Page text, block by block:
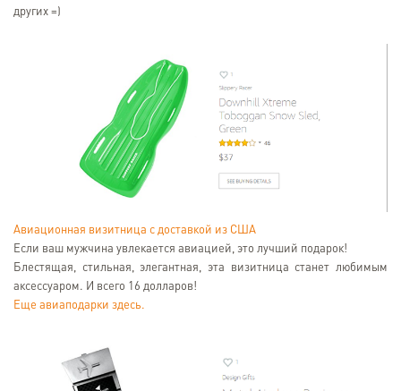
других =)
Авиационная визитница с доставкой из США
Если ваш мужчина увлекается авиацией, это лучший подарок!
Блестящая, стильная, элегантная, эта визитница станет любимым
аксессуаром. И всего 16 долларов!
Еще авиаподарки здесь.